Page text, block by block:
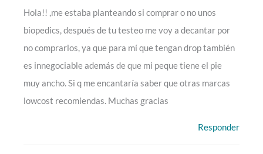
Hola!! ,me estaba planteando si comprar o no unos
biopedics, después de tu testeo me voy a decantar por
no comprarlos, ya que para mí que tengan drop también
es innegociable además de que mi peque tiene el pie
muy ancho. Si q me encantaría saber que otras marcas
lowcost recomiendas. Muchas gracias
Responder